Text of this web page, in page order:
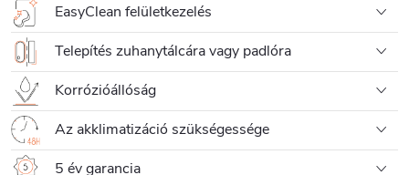
EasyClean felületkezelés
Telepítés zuhanytálcára vagy padlóra
Korrózióállóság
Az akklimatizáció szükségessége
5 év garancia